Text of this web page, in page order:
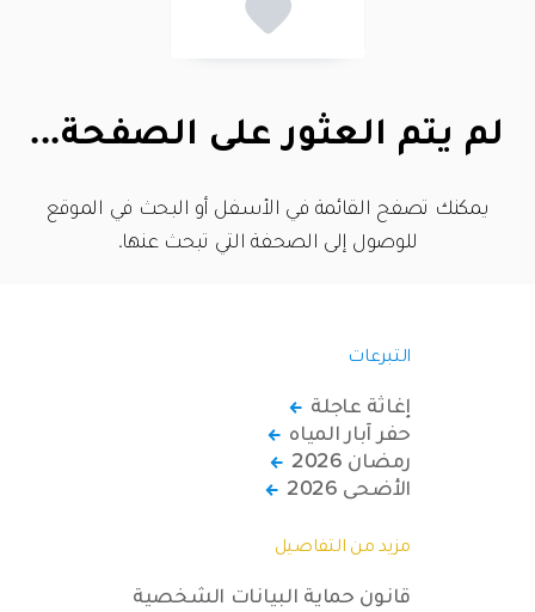
لم يتم العثور على الصفحة...
يمكنك تصفح القائمة في الأسفل أو البحث في الموقع
للوصول إلى الصحفة التي تبحث عنها.
التبرعات
إغاثة عاجلة
حفر آبار المياه
رمضان 2026
الأضحى 2026
مزيد من التفاصيل
قانون حماية البيانات الشخصية